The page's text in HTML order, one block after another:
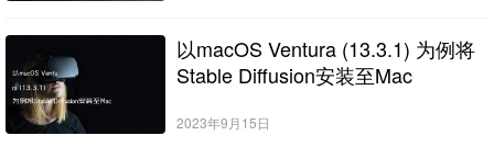
以macOS Ventura (13.3.1) 为例将
Stable Diffusion安装至Mac
2023年9月15日